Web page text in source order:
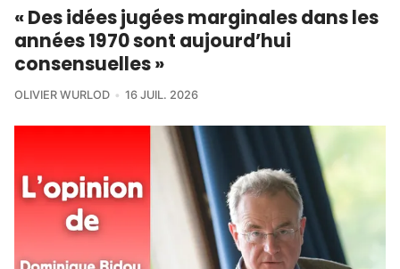
« Des idées jugées marginales dans les
années 1970 sont aujourd’hui
consensuelles »
OLIVIER WURLOD 16 JUIL. 2026